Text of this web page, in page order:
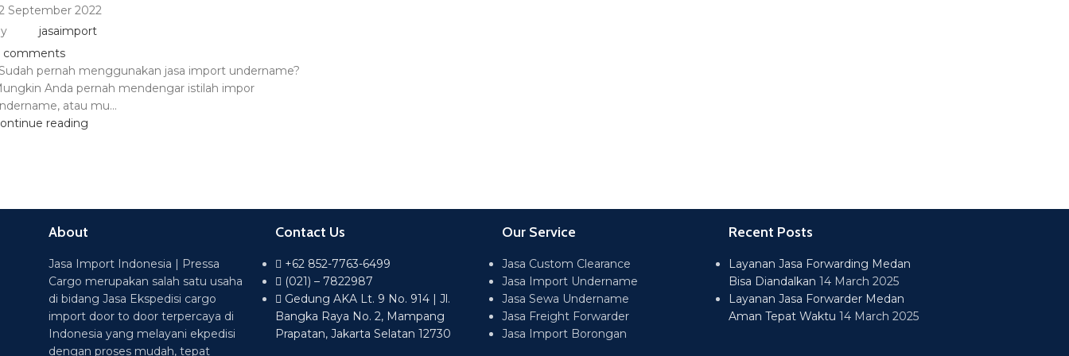
September 2022
jasaimport
comments
pernah menggunakan jasa import undername?
Anda pernah mendengar istilah impor
atau mu...
reading
About
Jasa Import Indonesia | Pressa
Cargo merupakan salah satu usaha
di bidang Jasa Ekspedisi cargo
import door to door terpercaya di
Indonesia yang melayani ekpedisi
dengan proses mudah, tepat
Contact Us
+62 852-7763-6499
(021) – 7822987
Gedung AKA Lt. 9 No. 914 | Jl.
Bangka Raya No. 2, Mampang
Prapatan, Jakarta Selatan 12730
Our Service
Jasa Custom Clearance
Jasa Import Undername
Jasa Sewa Undername
Jasa Freight Forwarder
Jasa Import Borongan
Recent Posts
Layanan Jasa Forwarding Medan
Bisa Diandalkan 14 March 2025
Layanan Jasa Forwarder Medan
Aman Tepat Waktu 14 March 2025